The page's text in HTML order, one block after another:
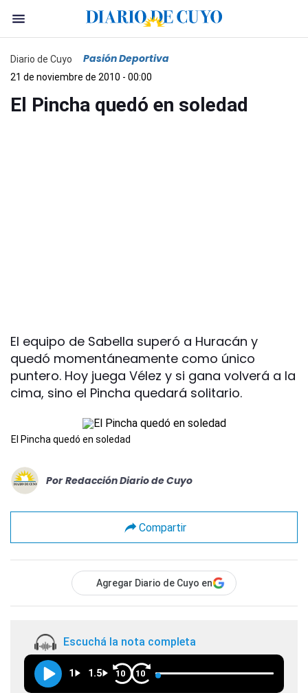
Diario de Cuyo Pasión Deportiva
21 de noviembre de 2010 - 00:00
El Pincha quedó en soledad
El equipo de Sabella superó a Huracán y
quedó momentáneamente como único
puntero. Hoy juega Vélez y si gana volverá a la
cima, sino el Pincha quedará solitario.
El Pincha quedó en soledad
Por Redacción Diario de Cuyo
Compartir
Agregar Diario de Cuyo en
Escuchá la nota completa
1 1.5 10 10